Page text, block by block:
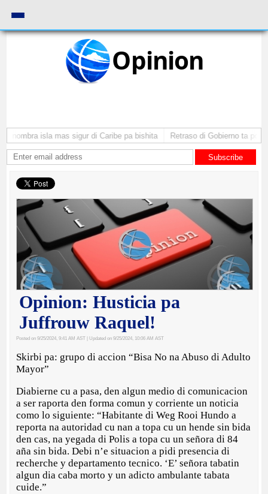
Opinion
nombra isla mas sigur di Caribe pa bishita Retraso di Gobierno ta pone
Subscribe
Opinion: Husticia pa
Juffrouw Raquel!
Posted on 9/25/2024, 9:41 AM AST | Updated on 9/25/2024, 10:06 AM AST
Skirbi pa: grupo di accion “Bisa No na Abuso di Adulto
Mayor”
Diabierne cu a pasa, den algun medio di comunicacion
a ser raporta den forma comun y corriente un noticia
como lo siguiente: “Habitante di Weg Rooi Hundo a
reporta na autoridad cu nan a topa cu un hende sin bida
den cas, na yegada di Polis a topa cu un señora di 84
aña sin bida. Debi n’e situacion a pidi presencia di
recherche y departamento tecnico. ‘E’ señora tabatin
algun dia caba morto y un adicto ambulante tabata
cuide.”